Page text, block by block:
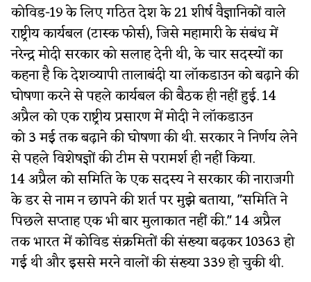
कोविड-19 के लिए गठित देश के 21 शीर्ष वैज्ञानिकों वाले
राष्ट्रीय कार्यबल (टास्क फोर्स), जिसे महामारी के संबंध में
नरेन्द्र मोदी सरकार को सलाह देनी थी, के चार सदस्यों का
कहना है कि देशव्यापी तालाबंदी या लॉकडाउन को बढ़ाने की
घोषणा करने से पहले कार्यबल की बैठक ही नहीं हुई. 14
अप्रैल को एक राष्ट्रीय प्रसारण में मोदी ने लॉकडाउन
को 3 मई तक बढ़ाने की घोषणा की थी. सरकार ने निर्णय लेने
से पहले विशेषज्ञों की टीम से परामर्श ही नहीं किया.
14 अप्रैल को समिति के एक सदस्य ने सरकार की नाराजगी
के डर से नाम न छापने की शर्त पर मुझे बताया, "समिति ने
पिछले सप्ताह एक भी बार मुलाकात नहीं की." 14 अप्रैल
तक भारत में कोविड संक्रमितों की संख्या बढ़कर 10363 हो
गई थी और इससे मरने वालों की संख्या 339 हो चुकी थी.